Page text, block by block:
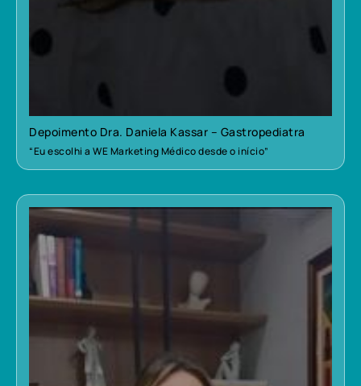
Depoimento Dra. Daniela Kassar – Gastropediatra
“Eu escolhi a WE Marketing Médico desde o início”